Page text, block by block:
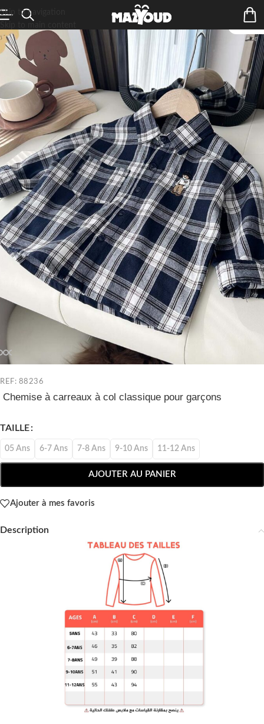
Skip to navigation
REF: 88236
Chemise à carreaux à col classique pour garçons
TAILLE
05 Ans 6-7 Ans 7-8 Ans 9-10 Ans 11-12 Ans
AJOUTER AU PANIER
Ajouter à mes favoris
Description